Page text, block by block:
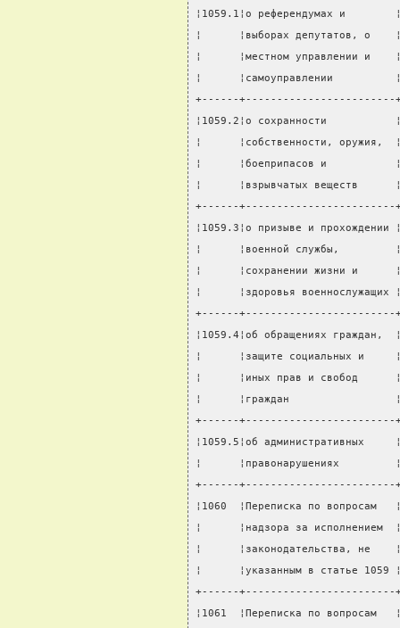
¦1059.1¦о референдумах
¦      ¦выборах
¦      ¦местном
¦      ¦самоуправлении
+------+------------------------
¦1059.2¦о сохранности
¦      ¦собственности,
¦      ¦боеприпасов и
¦      ¦взрывчатых
+------+------------------------
¦1059.3¦о призыве и
¦      ¦военной службы,
¦      ¦сохранении
¦      ¦здоровья
+------+------------------------
¦1059.4¦об обращениях
¦      ¦защите
¦      ¦иных прав и
¦      ¦граждан
+------+------------------------
¦1059.5¦об
¦
+------+------------------------
¦1060  ¦Переписка по
¦      ¦надзора за
¦
¦      ¦указанным в
+------+------------------------
¦1061  ¦Переписка по